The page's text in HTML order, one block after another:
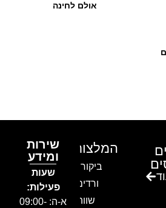
אולם לחינה
המלצות
ביקור בגן
ורדים –
שווה!!
שירות
ומידע
שעות
פעילות:
א-ה: 09:00-